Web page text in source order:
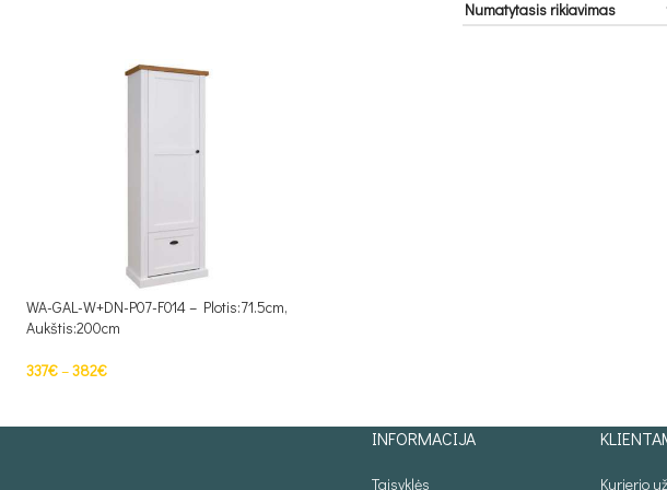
WA-GAL-W+DN-P07-F014 – Plotis:71.5cm,
Aukštis:200cm
337€–382€
INFORMACIJA
Taisyklės Kurjerio